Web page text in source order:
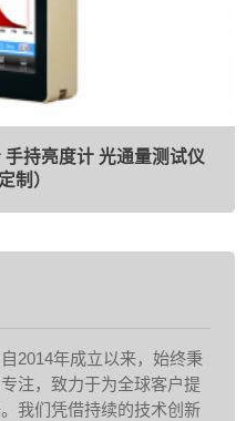
持亮度计 光通量测试仪
制）
2014年成立以来，始终秉
注，致力于为全球客户提
我们凭借持续的技术创新